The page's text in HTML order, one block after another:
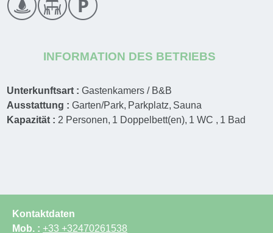
INFORMATION DES BETRIEBS
Unterkunftsart :Gastenkamers / B&B
Ausstattung :Garten/Park Parkplatz Sauna
Kapazität : 2 Personen 1 Doppelbett(en) 1 WC 1 Bad
Kontaktdaten
Mob. : +33 +32470261538